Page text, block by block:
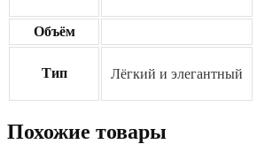
Объём
Тип Лёгкий и элегантный
Похожие товары